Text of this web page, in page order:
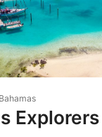
Explorers